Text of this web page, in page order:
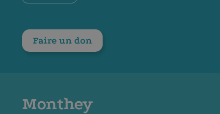
Faire un don
Monthey